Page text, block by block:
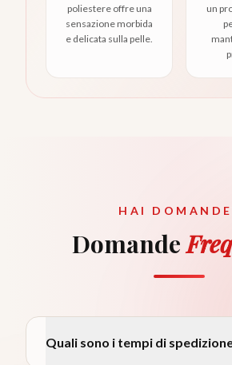
poliestere offre una
sensazione morbida
e delicata sulla pelle.
un
HAI
Domande
Quali sono i tempi di